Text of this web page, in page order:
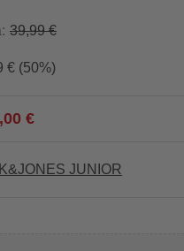
39,99 €
€ (50%)
€
JUNIOR